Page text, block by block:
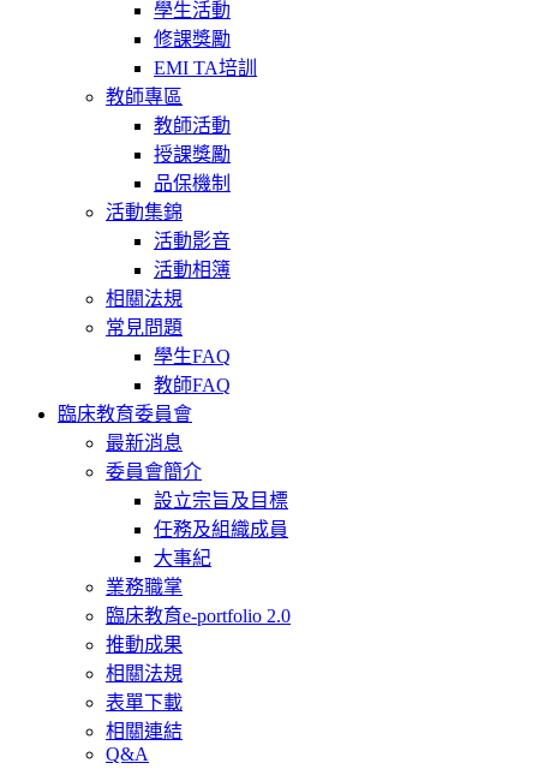
學生活動
修課獎勵
EMI TA培訓
教師專區
教師活動
授課獎勵
品保機制
活動集錦
活動影音
活動相簿
相關法規
常見問題
學生FAQ
教師FAQ
臨床教育委員會
最新消息
委員會簡介
設立宗旨及目標
任務及組織成員
大事紀
業務職掌
臨床教育e-portfolio 2.0
推動成果
相關法規
表單下載
相關連結
Q&A